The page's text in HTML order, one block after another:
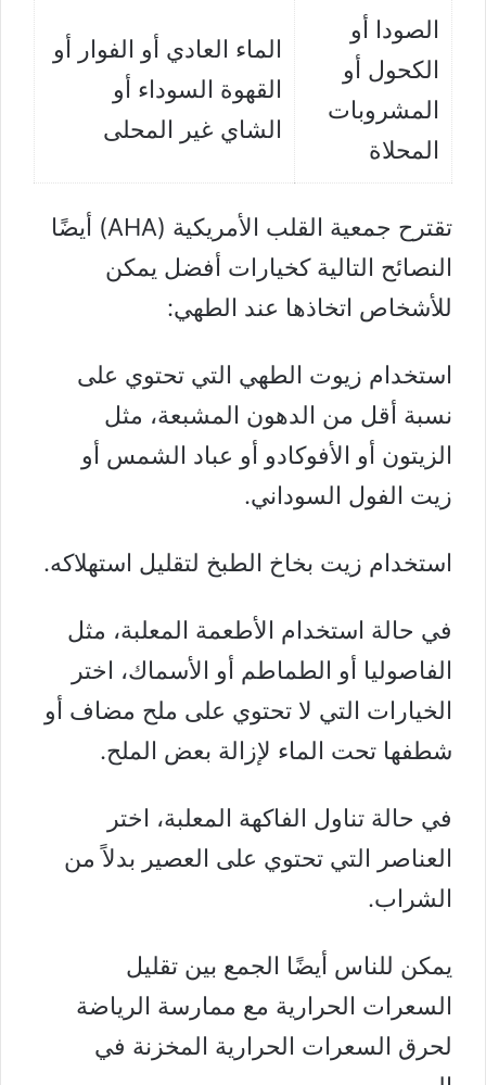
الصودا أو
الكحول أو
المشروبات
المحلاة
الماء العادي أو الفوار أو
القهوة السوداء أو
الشاي غير المحلى
تقترح جمعية القلب الأمريكية (AHA)
أيضًا
النصائح التالية كخيارات أفضل يمكن
للأشخاص اتخاذها عند الطهي:
استخدام زيوت الطهي التي تحتوي على
نسبة أقل من الدهون المشبعة، مثل
الزيتون أو الأفوكادو أو عباد الشمس أو
زيت الفول السوداني.
استخدام زيت بخاخ الطبخ لتقليل استهلاكه.
في حالة استخدام الأطعمة المعلبة، مثل
الفاصوليا أو الطماطم أو الأسماك، اختر
الخيارات التي لا تحتوي على ملح مضاف أو
شطفها تحت الماء لإزالة بعض الملح.
في حالة تناول الفاكهة المعلبة، اختر
العناصر التي تحتوي على العصير بدلاً من
الشراب.
يمكن للناس أيضًا الجمع بين تقليل
السعرات الحرارية مع ممارسة الرياضة
لحرق السعرات الحرارية المخزنة في